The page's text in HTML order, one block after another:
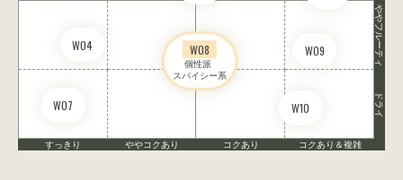
W04
W07
W08
個性派
スパイシー系
W09
W10
ややフルーティ
ドライ
すっきり ややコクあり コクあり コクあり＆複雑